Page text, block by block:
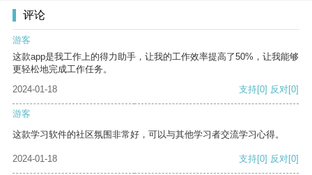
评论
游客
这款app是我工作上的得力助手，让我的工作效率提高了50%，让我能够
更轻松地完成工作任务。
2024-01-18
支持[0] 反对[0]
游客
这款学习软件的社区氛围非常好，可以与其他学习者交流学习心得。
2024-01-18 支持[0] 反对[0]